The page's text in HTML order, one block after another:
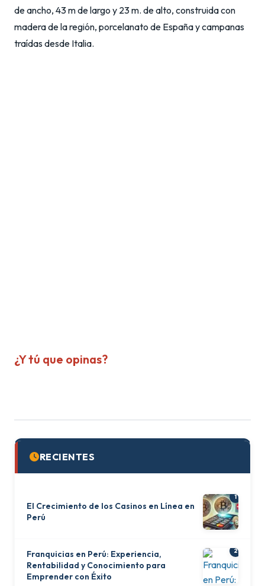
de ancho, 43 m de largo y 23 m. de alto, construida con
madera de la región, porcelanato de España y campanas
traídas desde Italia.
¿Y tú que opinas?
RECIENTES
El Crecimiento de los Casinos en Línea en
Perú
1
Franquicias en Perú: Experiencia,
Rentabilidad y Conocimiento para
Emprender con Éxito
2